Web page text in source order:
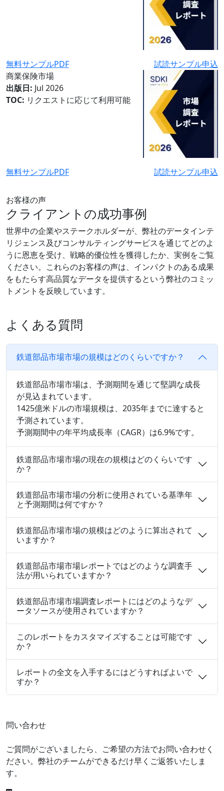
無料サンプルPDF
試読サンプル申込
商業保険市場
出版日: Jul 2026
TOC: リクエストに応じて利用可能
無料サンプルPDF 試読サンプル申込
お客様の声
クライアントの成功事例
世界中の企業やステークホルダーが、弊社のデータインテ
リジェンス及びコンサルティングサービスを通じてどのよ
うに恩恵を受け、戦略的優位性を獲得したか、実例をご覧
ください。これらのお客様の声は、インパクトのある成果
をもたらす高品質なデータを提供するという弊社のコミッ
トメントを反映しています。
よくある質問
鉄道部品市場市場の規模はどのくらいですか？
鉄道部品市場市場は、予測期間を通じて堅調な成長
が見込まれています。
1425億米ドルの市場規模は、2035年までに達すると
予測されています。
予測期間中の年平均成長率（CAGR）は6.9%です。
鉄道部品市場市場の現在の規模はどのくらいです
か？
鉄道部品市場市場の分析に使用されている基準年
と予測期間は何ですか？
鉄道部品市場市場の規模はどのように算出されて
いますか？
鉄道部品市場市場レポートではどのような調査手
法が用いられていますか？
鉄道部品市場市場調査レポートにはどのようなデ
ータソースが使用されていますか？
このレポートをカスタマイズすることは可能です
か？
レポートの全文を入手するにはどうすればよいで
すか？
問い合わせ
ご質問がございましたら、ご希望の方法でお問い合わせく
ださい。弊社のチームができるだけ早くご返答いたしま
す。